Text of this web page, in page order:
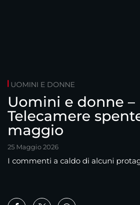
UOMINI E DONNE
Uomini e donne –
Telecamere
maggio
25 Maggio 2026
I commenti a caldo di alcuni